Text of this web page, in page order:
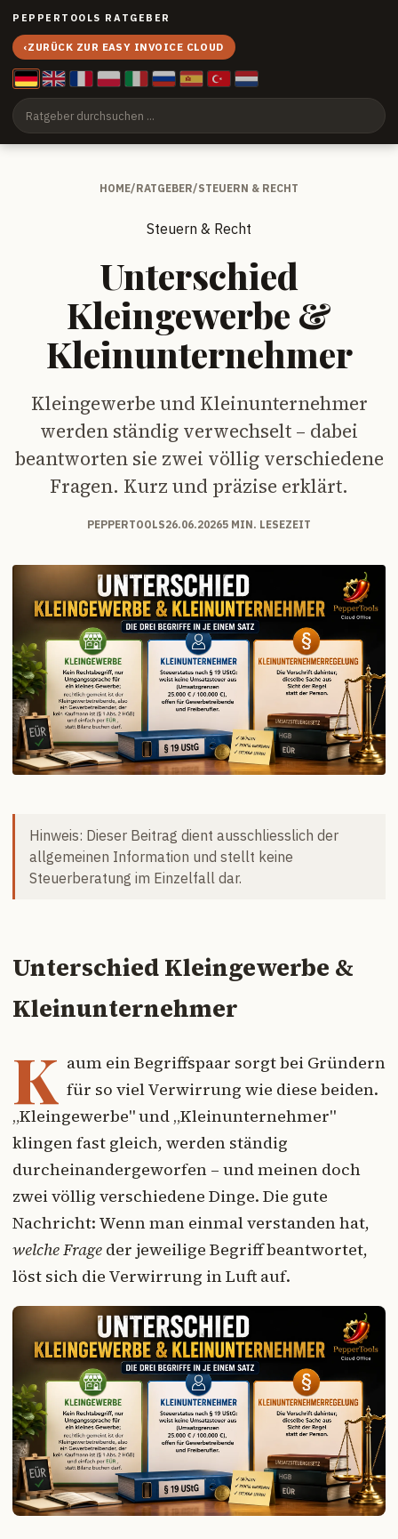
PEPPERTOOLS RATGEBER
‹ZURÜCK ZUR EASY INVOICE CLOUD
HOME/RATGEBER/STEUERN & RECHT
Steuern & Recht
Unterschied
Kleingewerbe &
Kleinunternehmer
Kleingewerbe und Kleinunternehmer
werden ständig verwechselt – dabei
beantworten sie zwei völlig verschiedene
Fragen. Kurz und präzise erklärt.
PEPPERTOOLS26.06.20265 MIN. LESEZEIT
Hinweis: Dieser Beitrag dient ausschliesslich der
allgemeinen Information und stellt keine
Steuerberatung im Einzelfall dar.
Unterschied Kleingewerbe &
Kleinunternehmer
K aum ein Begriffspaar sorgt bei Gründern
für so viel Verwirrung wie diese beiden.
„Kleingewerbe" und „Kleinunternehmer"
klingen fast gleich, werden ständig
durcheinandergeworfen – und meinen doch
zwei völlig verschiedene Dinge. Die gute
Nachricht: Wenn man einmal verstanden hat,
welche Frage der jeweilige Begriff beantwortet,
löst sich die Verwirrung in Luft auf.